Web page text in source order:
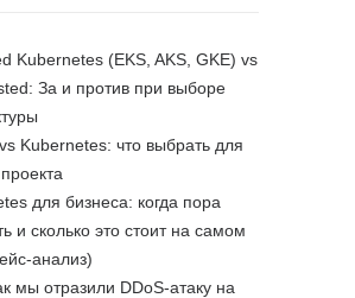
Kubernetes (EKS, AKS, GKE) vs
За и против при выборе
Kubernetes: что выбрать для
для бизнеса: когда пора
и сколько это стоит на самом
анализ)
мы отразили DDoS-атаку на